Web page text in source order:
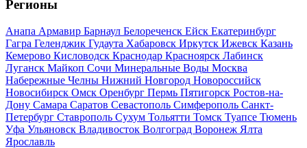
Регионы
Анапа Армавир Барнаул Белореченск Ейск Екатеринбург
Гагра Геленджик Гудаута Хабаровск Иркутск Ижевск Казань
Кемерово Кисловодск Краснодар Красноярск Лабинск
Луганск Майкоп Сочи Минеральные Воды Москва
Набережные Челны Нижний Новгород Новороссийск
Новосибирск Омск Оренбург Пермь Пятигорск Ростов-на-
Дону Самара Саратов Севастополь Симферополь Санкт-
Петербург Ставрополь Сухум Тольятти Томск Туапсе Тюмень
Уфа Ульяновск Владивосток Волгоград Воронеж Ялта
Ярославль